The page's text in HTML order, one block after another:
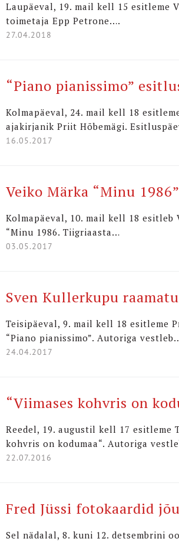
Laupäeval, 19. mail kell 15 esitleme
toimetaja Epp Petrone….
27.04.2018
“Piano pianissimo”
Kolmapäeval, 24. mail kell 18
ajakirjanik Priit Hõbemägi.
16.05.2017
Veiko Märka “Minu
Kolmapäeval, 10. mail kell 18
“Minu 1986. Tiigriaasta…
03.05.2017
Sven Kullerkupu
Teisipäeval, 9. mail kell 18 esitleme
“Piano pianissimo”. Autoriga
24.04.2017
“Viimases kohvris on
Reedel, 19. augustil kell 17 esitleme
kohvris on kodumaa“. Autoriga
22.07.2016
Fred Jüssi fotokaardid
Sel nädalal, 8. kuni 12. detsembrini